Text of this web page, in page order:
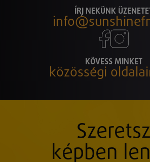
ÍRJ NEKÜNK
KÖVESS MINKET
közösségi
Szeretsz
képben